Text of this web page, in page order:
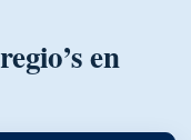
en